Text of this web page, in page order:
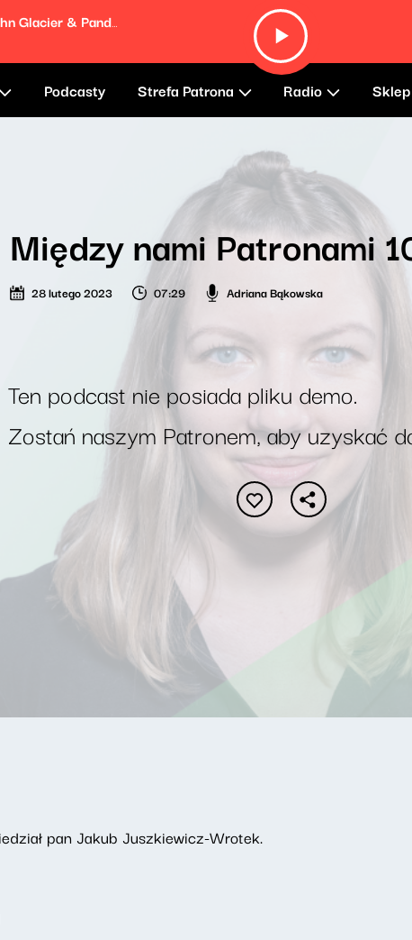
Dafodil (feat. Kelsey Lu, John Glacier & Panda Bear)
Podcasty Strefa Patrona Radio Sklep
Między nami Patronami
28 lutego 2023 07:29 Adriana Bąkowska
Ten podcast nie posiada pliku demo.
Zostań naszym Patronem, aby uzyskać
pan Jakub Juszkiewicz-Wrotek.